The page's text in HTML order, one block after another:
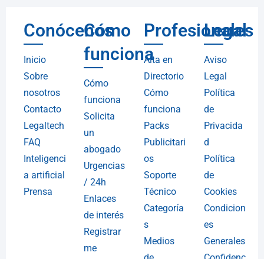
Conócenos
Inicio
Sobre
nosotros
Contacto
Legaltech
FAQ
Inteligenci
a artificial
Prensa
Cómo
funciona
Cómo
funciona
Solicita
un
abogado
Urgencias
/ 24h
Enlaces
de interés
Registrar
me
Profesionales
Alta en
Directorio
Cómo
funciona
Packs
Publicitari
os
Soporte
Técnico
Categoría
s
Medios
Legal
Aviso
Legal
Política
de
Privacida
d
Política
de
Cookies
Condicion
es
Generales